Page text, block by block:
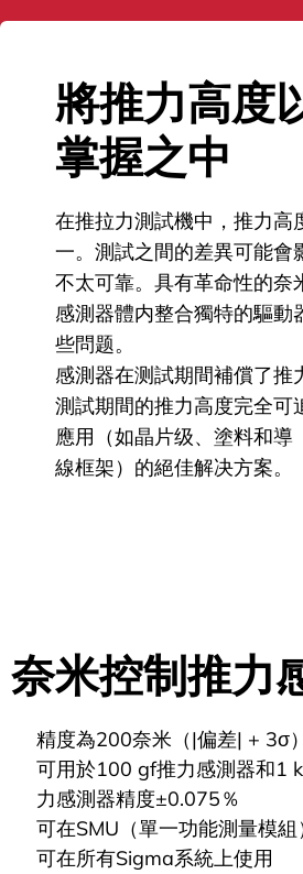
將推力高度
掌握之中
在推拉力測試機中，推力高
一。測試之間的差異可能會
不太可靠。具有革命性的奈
感測器體内整合獨特的驅
些問题。
感測器在测試期間補償了推
測試期間的推力高度完全可
應用（如晶片级、塗料和導
線框架）的絕佳解决方案。
奈米控制推力
精度為200奈米（|偏差| + 3σ
可用於100 gf推力感測器和1
力感測器精度±0.075％
可在SMU（單一功能測量模組
可在所有Sigma系統上使用